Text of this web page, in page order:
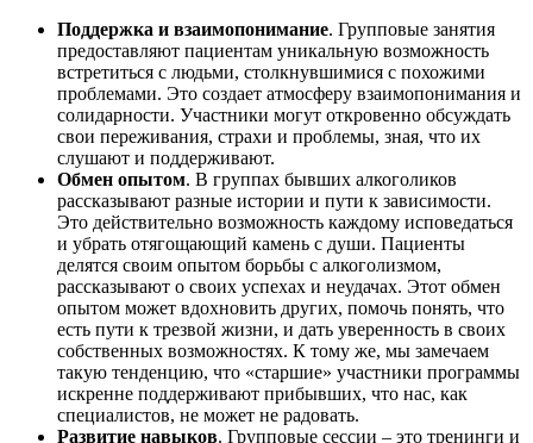
Поддержка и взаимопонимание. Групповые занятия
предоставляют пациентам уникальную возможность
встретиться с людьми, столкнувшимися с похожими
проблемами. Это создает атмосферу взаимопонимания и
солидарности. Участники могут откровенно обсуждать
свои переживания, страхи и проблемы, зная, что их
слушают и поддерживают.
Обмен опытом. В группах бывших алкоголиков
рассказывают разные истории и пути к зависимости.
Это действительно возможность каждому исповедаться
и убрать отягощающий камень с души. Пациенты
делятся своим опытом борьбы с алкоголизмом,
рассказывают о своих успехах и неудачах. Этот обмен
опытом может вдохновить других, помочь понять, что
есть пути к трезвой жизни, и дать уверенность в своих
собственных возможностях. К тому же, мы замечаем
такую тенденцию, что «старшие» участники программы
искренне поддерживают прибывших, что нас, как
специалистов, не может не радовать.
Развитие навыков. Групповые сессии – это тренинги и